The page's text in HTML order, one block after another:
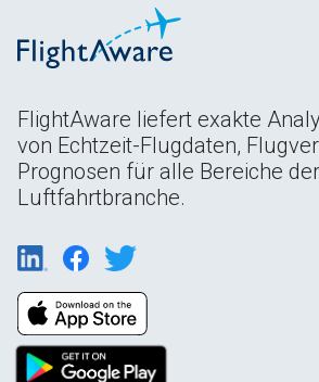
FlightAware liefert exakte
von Echtzeit-Flugdaten,
Prognosen für alle Bereiche der
Luftfahrtbranche.